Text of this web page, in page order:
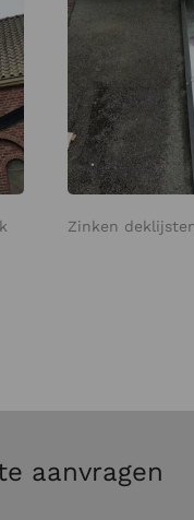
Zinken
aanvragen